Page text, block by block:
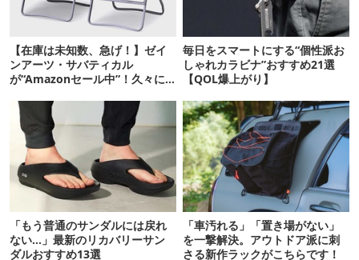
【在庫は未知数、急げ！】ゼイ
ンアーツ・サバティカル
が“Amazonセール中”！久々に
毎日をスマートにする“個性派お
しゃれカラビナ”おすすめ21選
【QOL爆上がり】
「もう普通のサンダルには戻れ
ない…」最新のリカバリーサン
ダルおすすめ13選
「車汚れる」「置き場がない」
を一撃解決。アウトドア派に刺
さる新作ラックがこちらです！